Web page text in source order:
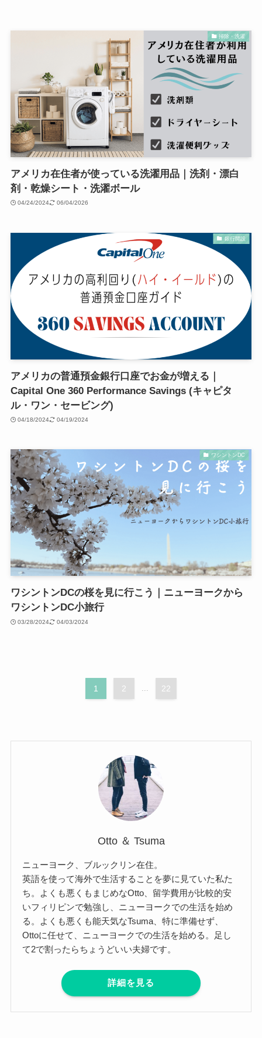
掃除・洗濯
アメリカ在住者が使っている洗濯用品｜洗剤・漂白
剤・乾燥シート・洗濯ボール
04/24/2024 06/04/2026
銀行開設
アメリカの普通預金銀行口座でお金が増える｜
Capital One 360 Performance Savings (キャピタ
ル・ワン・セービング)
04/18/2024 04/19/2024
ワシントンDC
ワシントンDCの桜を見に行こう｜ニューヨークから
ワシントンDC小旅行
03/28/2024 04/03/2024
1 2 ... 22
Otto ＆ Tsuma
ニューヨーク、ブルックリン在住。
英語を使って海外で生活することを夢に見ていた私た
ち。よくも悪くもまじめなOtto、留学費用が比較的安
いフィリピンで勉強し、ニューヨークでの生活を始め
る。よくも悪くも能天気なTsuma、特に準備せず、
Ottoに任せて、ニューヨークでの生活を始める。足し
て2で割ったらちょうどいい夫婦です。
詳細を見る